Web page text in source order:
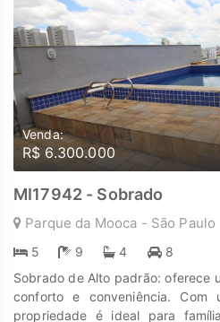
lares e seus investimentos em
Imóveis cada passo é uma nova
encontrar o lugar onde
www.marengoimoveis.com.br 11-
Venda:
R$ 6.300.000
MI17942 - Sobrado
Parque da Mooca - São Paulo
5 9 4
8
Sobrado de Alto padrão: oferece
conforto e conveniência.
propriedade é ideal para